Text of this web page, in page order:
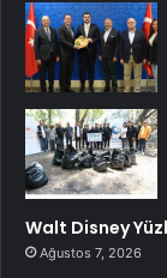
Walt Disney
Ağustos 7, 2026